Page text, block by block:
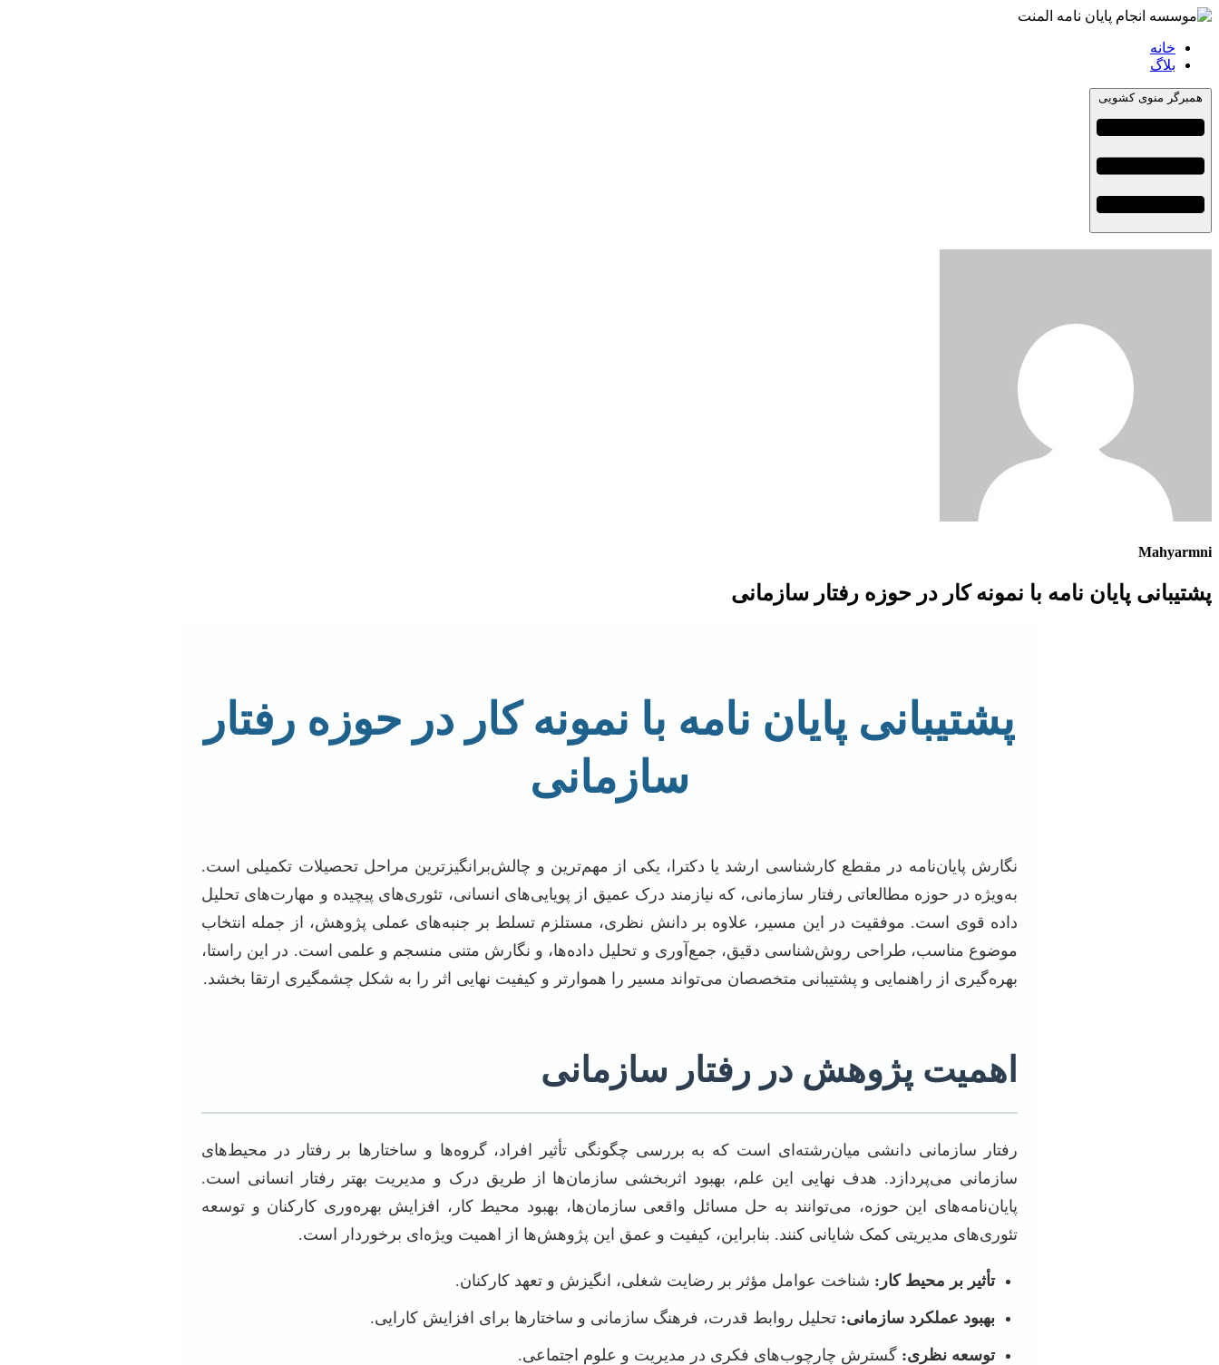
خانه
بلاگ
همبرگر منوی کشویی
Mahyarmni
پشتیبانی پایان نامه با نمونه کار در حوزه رفتار سازمانی
پشتیبانی پایان نامه با نمونه کار در حوزه رفتار
سازمانی
نگارش پایان‌نامه در مقطع کارشناسی ارشد یا دکترا، یکی از مهم‌ترین و چالش‌برانگیزترین مراحل تحصیلات تکمیلی است.
به‌ویژه در حوزه مطالعاتی رفتار سازمانی، که نیازمند درک عمیق از پویایی‌های انسانی، تئوری‌های پیچیده و مهارت‌های تحلیل
داده قوی است. موفقیت در این مسیر، علاوه بر دانش نظری، مستلزم تسلط بر جنبه‌های عملی پژوهش، از جمله انتخاب
موضوع مناسب، طراحی روش‌شناسی دقیق، جمع‌آوری و تحلیل داده‌ها، و نگارش متنی منسجم و علمی است. در این راستا،
بهره‌گیری از راهنمایی و پشتیبانی متخصصان می‌تواند مسیر را هموارتر و کیفیت نهایی اثر را به شکل چشمگیری ارتقا بخشد.
اهمیت پژوهش در رفتار سازمانی
رفتار سازمانی دانشی میان‌رشته‌ای است که به بررسی چگونگی تأثیر افراد، گروه‌ها و ساختارها بر رفتار در محیط‌های
سازمانی می‌پردازد. هدف نهایی این علم، بهبود اثربخشی سازمان‌ها از طریق درک و مدیریت بهتر رفتار انسانی است.
پایان‌نامه‌های این حوزه، می‌توانند به حل مسائل واقعی سازمان‌ها، بهبود محیط کار، افزایش بهره‌وری کارکنان و توسعه
تئوری‌های مدیریتی کمک شایانی کنند. بنابراین، کیفیت و عمق این پژوهش‌ها از اهمیت ویژه‌ای برخوردار است.
تأثیر بر محیط کار: شناخت عوامل مؤثر بر رضایت شغلی، انگیزش و تعهد کارکنان.
بهبود عملکرد سازمانی: تحلیل روابط قدرت، فرهنگ سازمانی و ساختارها برای افزایش کارایی.
توسعه نظری: گسترش چارچوب‌های فکری در مدیریت و علوم اجتماعی.